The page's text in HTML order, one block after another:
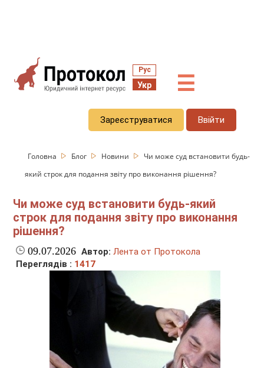
Рус
Укр ☰
Зареєструватися Ввійти
Головна Блог Новини
Чи може суд встановити будь-
який строк для подання звіту про виконання рішення?
Чи може суд встановити будь-який
строк для подання звіту про виконання
рішення?
09.07.2026 Автор: Лента от Протокола
Переглядів : 1417